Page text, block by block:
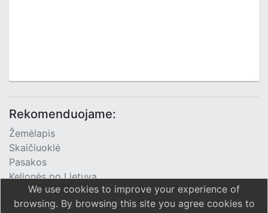
Rekomenduojame:
Žemėlapis
Skaičiuoklė
Pasakos
Kelionės po Lietuvą
TV Programa
We use cookies to improve your experience of
browsing. By browsing this site you agree cookies to